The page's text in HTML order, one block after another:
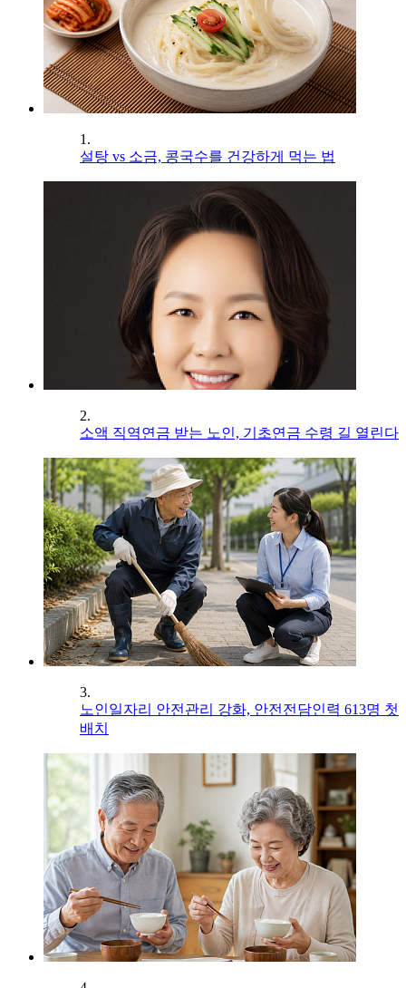
1.
설탕 vs 소금, 콩국수를 건강하게 먹는 법
2.
소액 직역연금 받는 노인, 기초연금 수령 길 열린다
3.
노인일자리 안전관리 강화, 안전전담인력 613명 첫
배치